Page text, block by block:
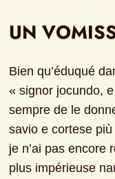
UN
Bien qu’éduqué
« signor jocundo, e
sempre de le
savio e cortese
je n’ai pas encore
plus impérieuse